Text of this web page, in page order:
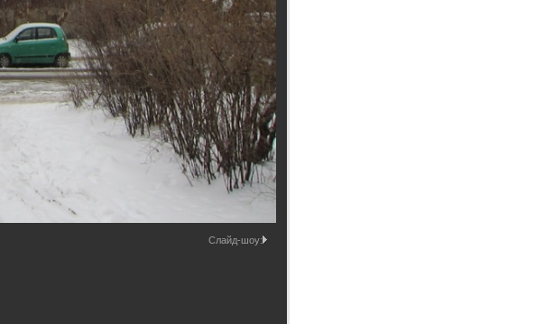
сооружения
Мосты
Слайд-шоу: